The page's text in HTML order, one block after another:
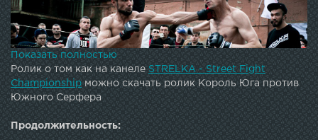
Показать полностью
Ролик о том как на канелеSTRELKA - Street Fight
Championshipможно скачать ролик Король Юга против
Южного Серфера
Продолжительность: